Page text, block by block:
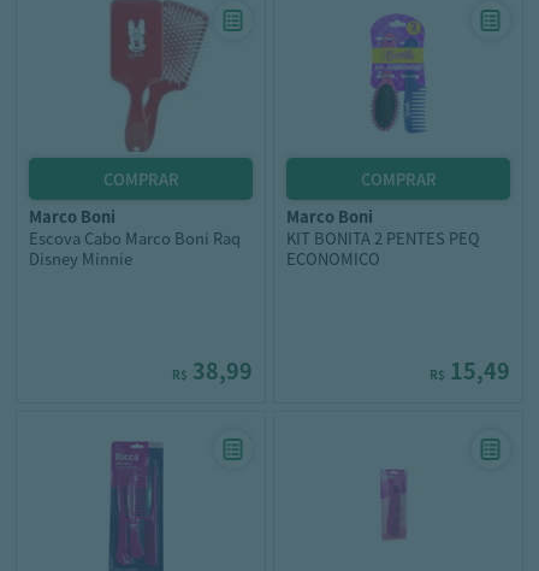
marco boni
Escova Cabo Marco Boni Raq
Disney Minnie
R$ 38,99
marco boni
KIT BONITA 2 PENTES PEQ
ECONOMICO
R$ 15,49